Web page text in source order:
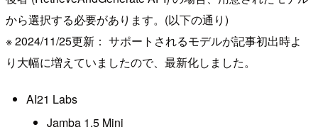
から選択する必要があります。(以下の通り)
※ 2024/11/25更新： サポートされるモデルが記事初出時よ
り大幅に増えていましたので、最新化しました。
AI21 Labs
Jamba 1.5 Mini